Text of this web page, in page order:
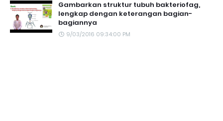
Gambarkan struktur tubuh bakteriofag,
lengkap dengan keterangan bagian-
bagiannya
9/03/2016 09:34:00 PM